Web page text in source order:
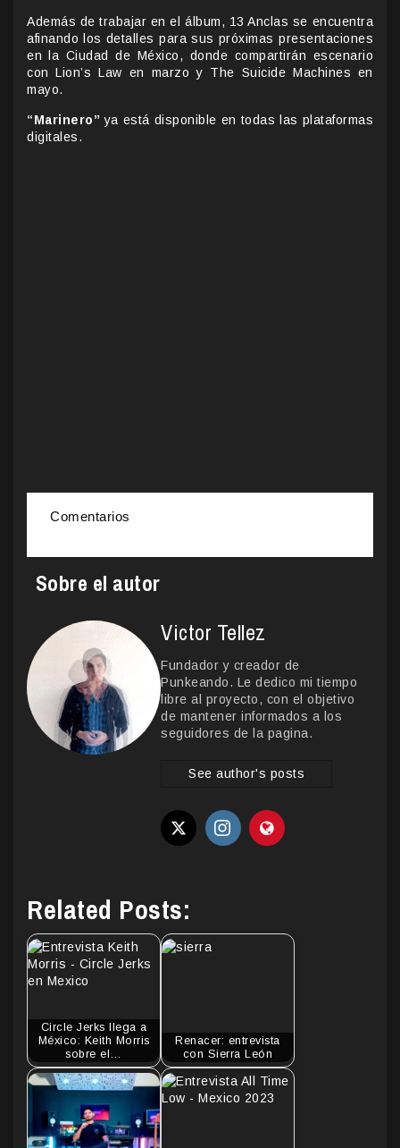
Además de trabajar en el álbum, 13 Anclas se encuentra
afinando los detalles para sus próximas presentaciones
en la Ciudad de México, donde compartirán escenario
con Lion’s Law en marzo y The Suicide Machines en
mayo.
“Marinero” ya está disponible en todas las plataformas
digitales.
Comentarios
Sobre el autor
Victor Tellez
Fundador y creador de
Punkeando. Le dedico mi tiempo
libre al proyecto, con el objetivo
de mantener informados a los
seguidores de la pagina.
See author's posts
Related Posts:
Circle Jerks llega a
México: Keith Morris
sobre el…
Renacer: entrevista
con Sierra León